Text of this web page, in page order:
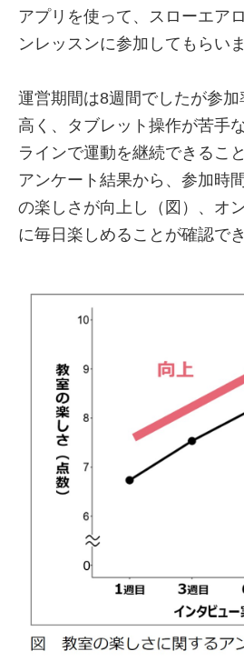
アプリを使って、スローエア
ンレッスンに参加してもらいま
運営期間は8週間でしたが参
高く、タブレット操作が苦手
ラインで運動を継続できるこ
アンケート結果から、参加時
の楽しさが向上し（図）、オ
に毎日楽しめることが確認で